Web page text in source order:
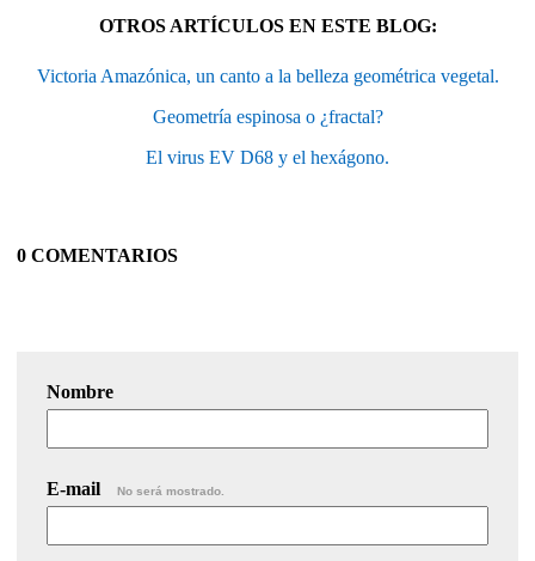
OTROS ARTÍCULOS EN ESTE BLOG:
Victoria Amazónica, un canto a la belleza geométrica vegetal.
Geometría espinosa o ¿fractal?
El virus EV D68 y el hexágono.
0 COMENTARIOS
Nombre
E-mail No será mostrado.